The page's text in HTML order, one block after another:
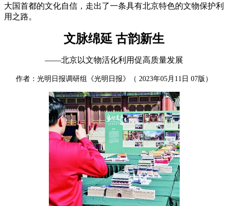
大国首都的文化自信，走出了一条具有北京特色的文物保护利
用之路。
文脉绵延 古韵新生
——北京以文物活化利用促高质量发展
作者：光明日报调研组《光明日报》（ 2023年05月11日 07版）